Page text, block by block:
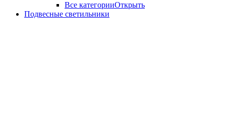
Все категорииОткрыть
Подвесные светильники